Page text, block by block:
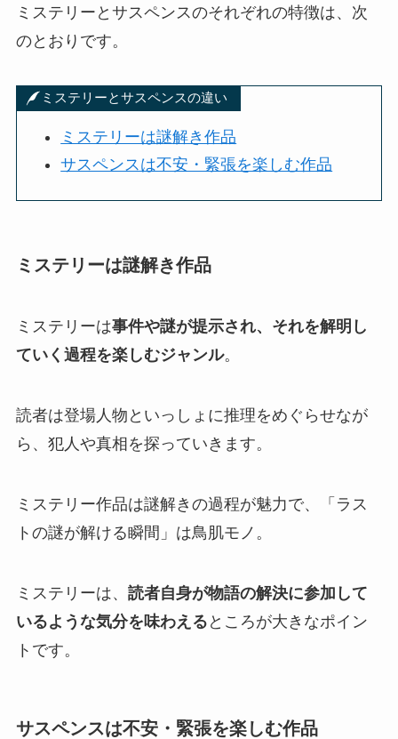
ミステリーとサスペンスのそれぞれの特徴は、次
のとおりです。
ミステリーとサスペンスの違い
ミステリーは謎解き作品
サスペンスは不安・緊張を楽しむ作品
ミステリーは謎解き作品
ミステリーは事件や謎が提示され、それを解明し
ていく過程を楽しむジャンル。
読者は登場人物といっしょに推理をめぐらせなが
ら、犯人や真相を探っていきます。
ミステリー作品は謎解きの過程が魅力で、「ラス
トの謎が解ける瞬間」は鳥肌モノ。
ミステリーは、 読者自身が物語の解決に参加して
いるような気分を味わえる ところが大きなポイン
トです。
サスペンスは不安・緊張を楽しむ作品